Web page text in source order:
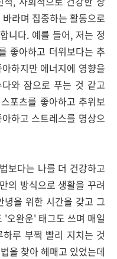
라며 집중하는 활동으로
니다. 예를 들어, 저는 정
좋아하고 더위보다는 추
하지만 에너지에 영향을
와 잠으로 푸는 것 같고
포츠를 좋아하고 추위보
하고 스트레스를 명상으
보다는 나를 더 건강하고
의 방식으로 생활을 꾸려
녕을 위한 시간을 갖고 그
'오완운' 태그도 쓰며 매일
하루 부쩍 빨리 지치는 것
을 찾아 헤매고 있었는데